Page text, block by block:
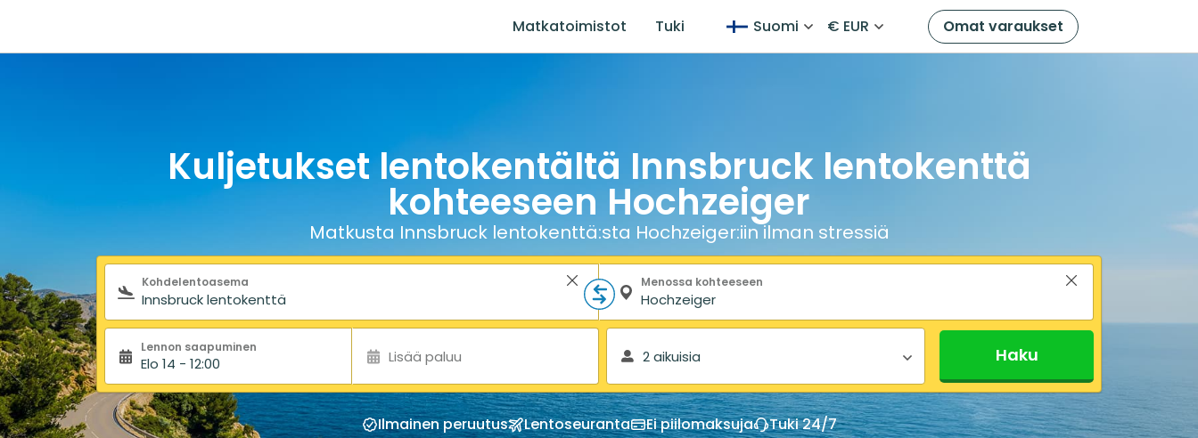
Matkatoimistot Tuki Suomi € EUR Omat varaukset
Kuljetukset lentokentältä Innsbruck lentokenttä
kohteeseen Hochzeiger
Matkusta Innsbruck lentokenttä:sta Hochzeiger:iin ilman stressiä
Hakulomake
Kohdelentoasema Menossa kohteeseen
Lennon saapuminen
Elo 14 - 12:00 Lisää paluu 2 aikuisia Haku
Ilmainen peruutus Lentoseuranta Ei piilomaksuja Tuki 24/7